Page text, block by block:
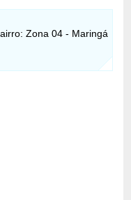
Zona 04 - Maringá